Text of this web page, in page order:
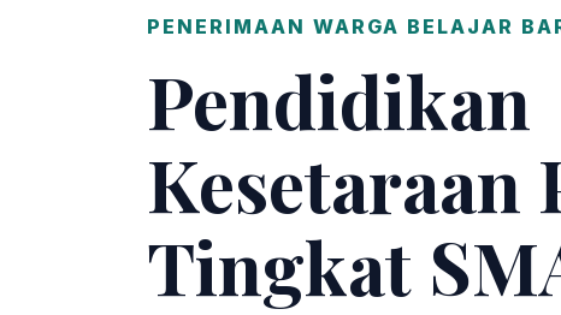
PENERIMAAN WARGA BELAJAR
Pendidikan
Kesetaraan
Tingkat